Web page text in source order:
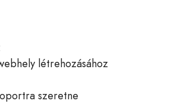
létrehozásához
szeretne